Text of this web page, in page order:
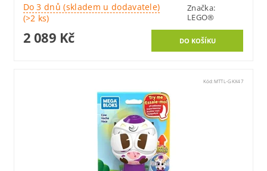
Do 3 dnů (skladem u dodavatele)
(>2 ks)
Značka:
LEGO®
2 089 Kč
Kód: MTTL-GKX47